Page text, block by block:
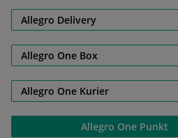
Allegro Delivery
Allegro One Box
Allegro One Kurier
Allegro One Punkt